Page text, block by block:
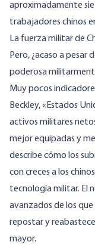
aproximadamente
trabajadores chinos
La fuerza militar de
Pero, ¿acaso a pesar
poderosa
Muy pocos
Beckley, «Estados
activos militares
mejor equipadas y
describe cómo los
con creces a los
tecnología militar. El
avanzados de los
repostar y
mayor.